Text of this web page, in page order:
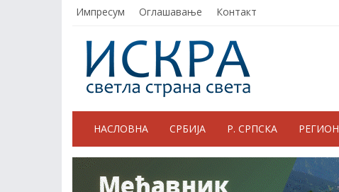
Импресум Оглашавање Контакт
НАСЛОВНА СРБИЈА Р. СРПСКА РЕГИОН